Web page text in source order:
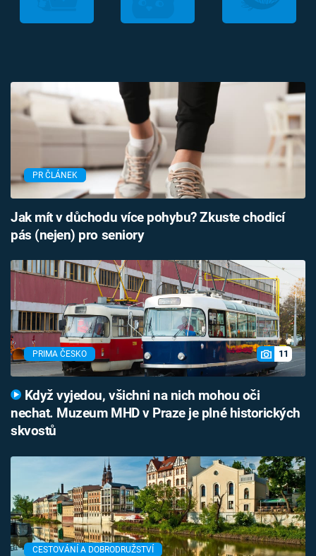
PR ČLÁNEK
Jak mít v důchodu více pohybu? Zkuste chodicí
pás (nejen) pro seniory
PRIMA ČESKO 11
Když vyjedou, všichni na nich mohou oči
nechat. Muzeum MHD v Praze je plné historických
skvostů
CESTOVÁNÍ A DOBRODRUŽSTVÍ